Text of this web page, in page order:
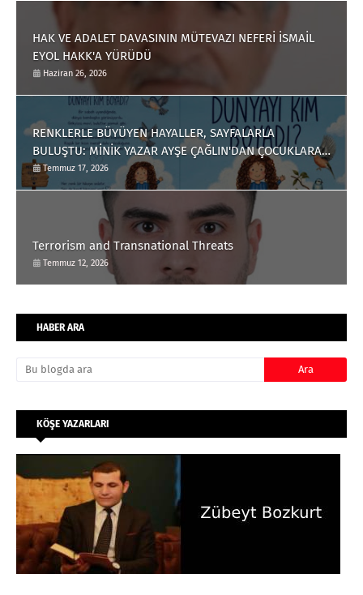
HAK VE ADALET DAVASININ MÜTEVAZI NEFERİ İSMAİL
EYOL HAKK'A YÜRÜDÜ
Haziran 26, 2026
RENKLERLE BÜYÜYEN HAYALLER, SAYFALARLA
BULUŞTU: MİNİK YAZAR AYŞE ÇAĞLIN'DAN ÇOCUKLARA
ANLAMLI BİR ESER
Temmuz 17, 2026
Terrorism and Transnational Threats
Temmuz 12, 2026
HABER ARA
KÖŞE YAZARLARI